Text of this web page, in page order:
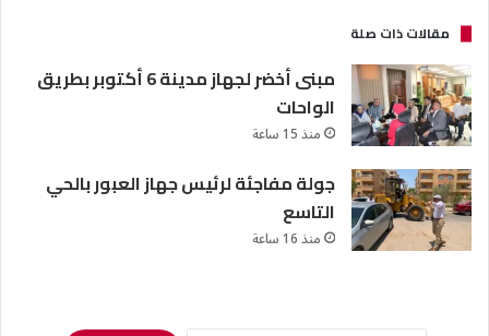
مقالات ذات صلة
مبنى أخضر لجهاز مدينة 6 أكتوبر بطريق
الواحات
منذ 15 ساعة
جولة مفاجئة لرئيس جهاز العبور بالحي
التاسع
منذ 16 ساعة